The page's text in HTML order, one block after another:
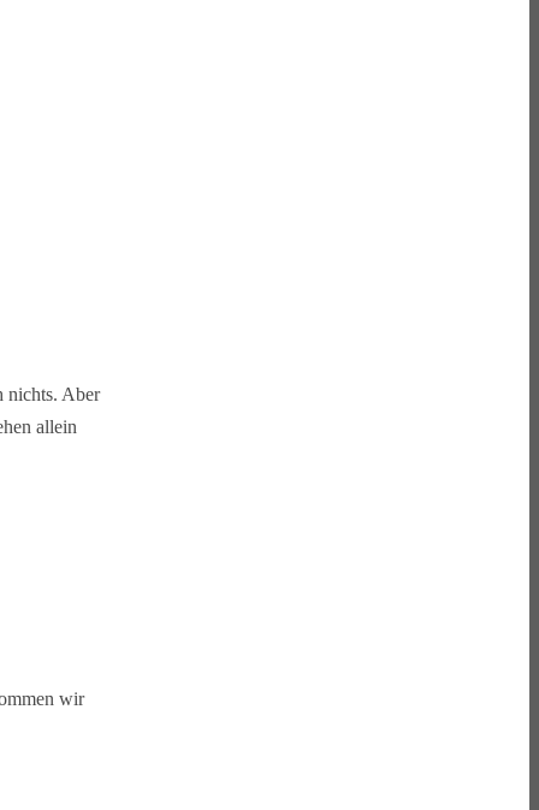
nichts. Aber
allein
wir